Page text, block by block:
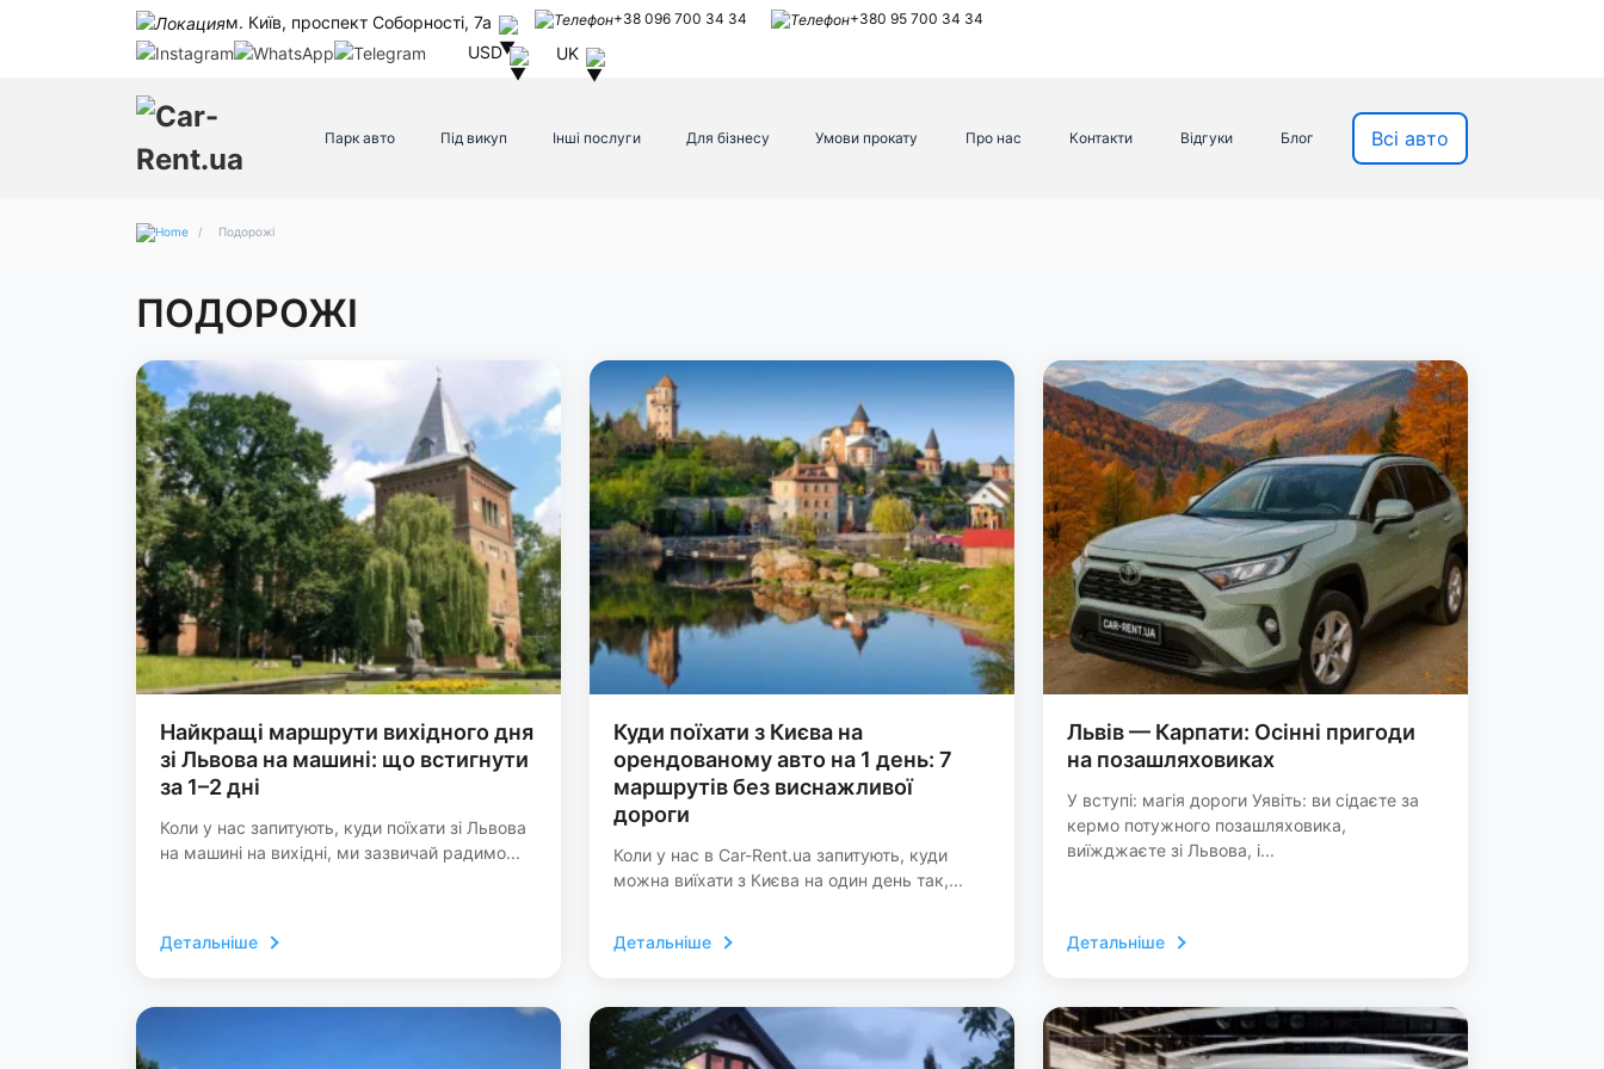
м. Київ, проспект Соборності, 7а +38 096 700 34 34 +380 95 700 34 34
USD UK
Парк авто Під викуп Інші послуги Для бізнесу Умови прокату Про нас Контакти Відгуки Блог Всі авто
/ Подорожі
ПОДОРОЖІ
Найкращі маршрути вихідного дня
зі Львова на машині: що встигнути
за 1–2 дні
Коли у нас запитують, куди поїхати зі Львова
на машині на вихідні, ми зазвичай радимо...
Детальніше
Куди поїхати з Києва на
орендованому авто на 1 день: 7
маршрутів без виснажливої
дороги
Коли у нас в Car-Rent.ua запитують, куди
можна виїхати з Києва на один день так,...
Детальніше
Львів — Карпати: Осінні пригоди
на позашляховиках
У вступі: магія дороги Уявіть: ви сідаєте за
кермо потужного позашляховика,
виїжджаєте зі Львова, і...
Детальніше